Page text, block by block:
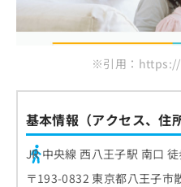
※引用：
基本情報（アクセス、住
JR 中央線 西八王子駅 南口 徒
〒193-0832 東京都八王子市